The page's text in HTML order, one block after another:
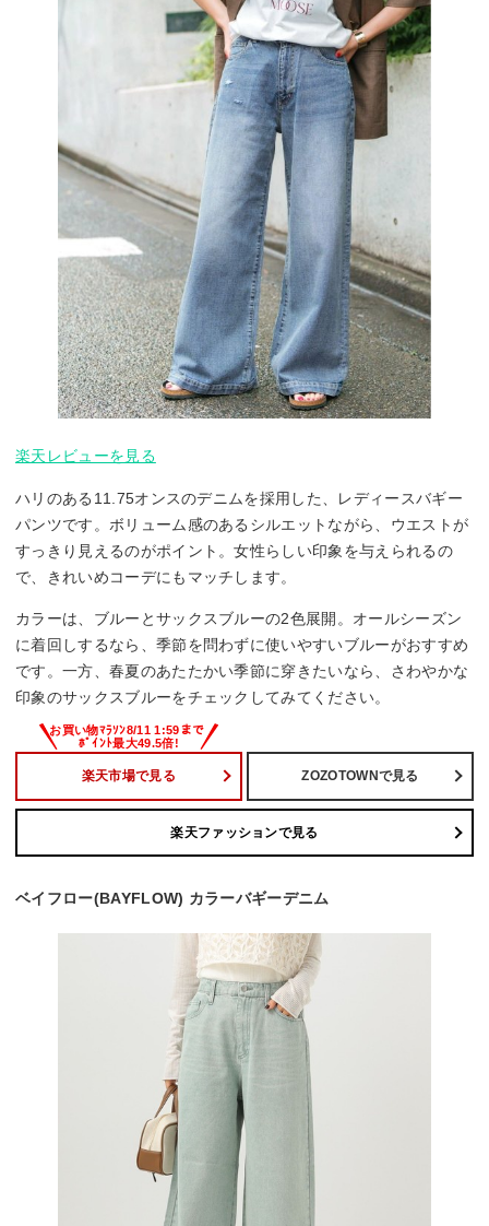
楽天レビューを見る
ハリのある11.75オンスのデニムを採用した、レディースバギー
パンツです。ボリューム感のあるシルエットながら、ウエストが
すっきり見えるのがポイント。女性らしい印象を与えられるの
で、きれいめコーデにもマッチします。
カラーは、ブルーとサックスブルーの2色展開。オールシーズン
に着回しするなら、季節を問わずに使いやすいブルーがおすすめ
です。一方、春夏のあたたかい季節に穿きたいなら、さわやかな
印象のサックスブルーをチェックしてみてください。
楽天市場で見る ZOZOTOWNで見る
楽天ファッションで見る
ベイフロー(BAYFLOW) カラーバギーデニム